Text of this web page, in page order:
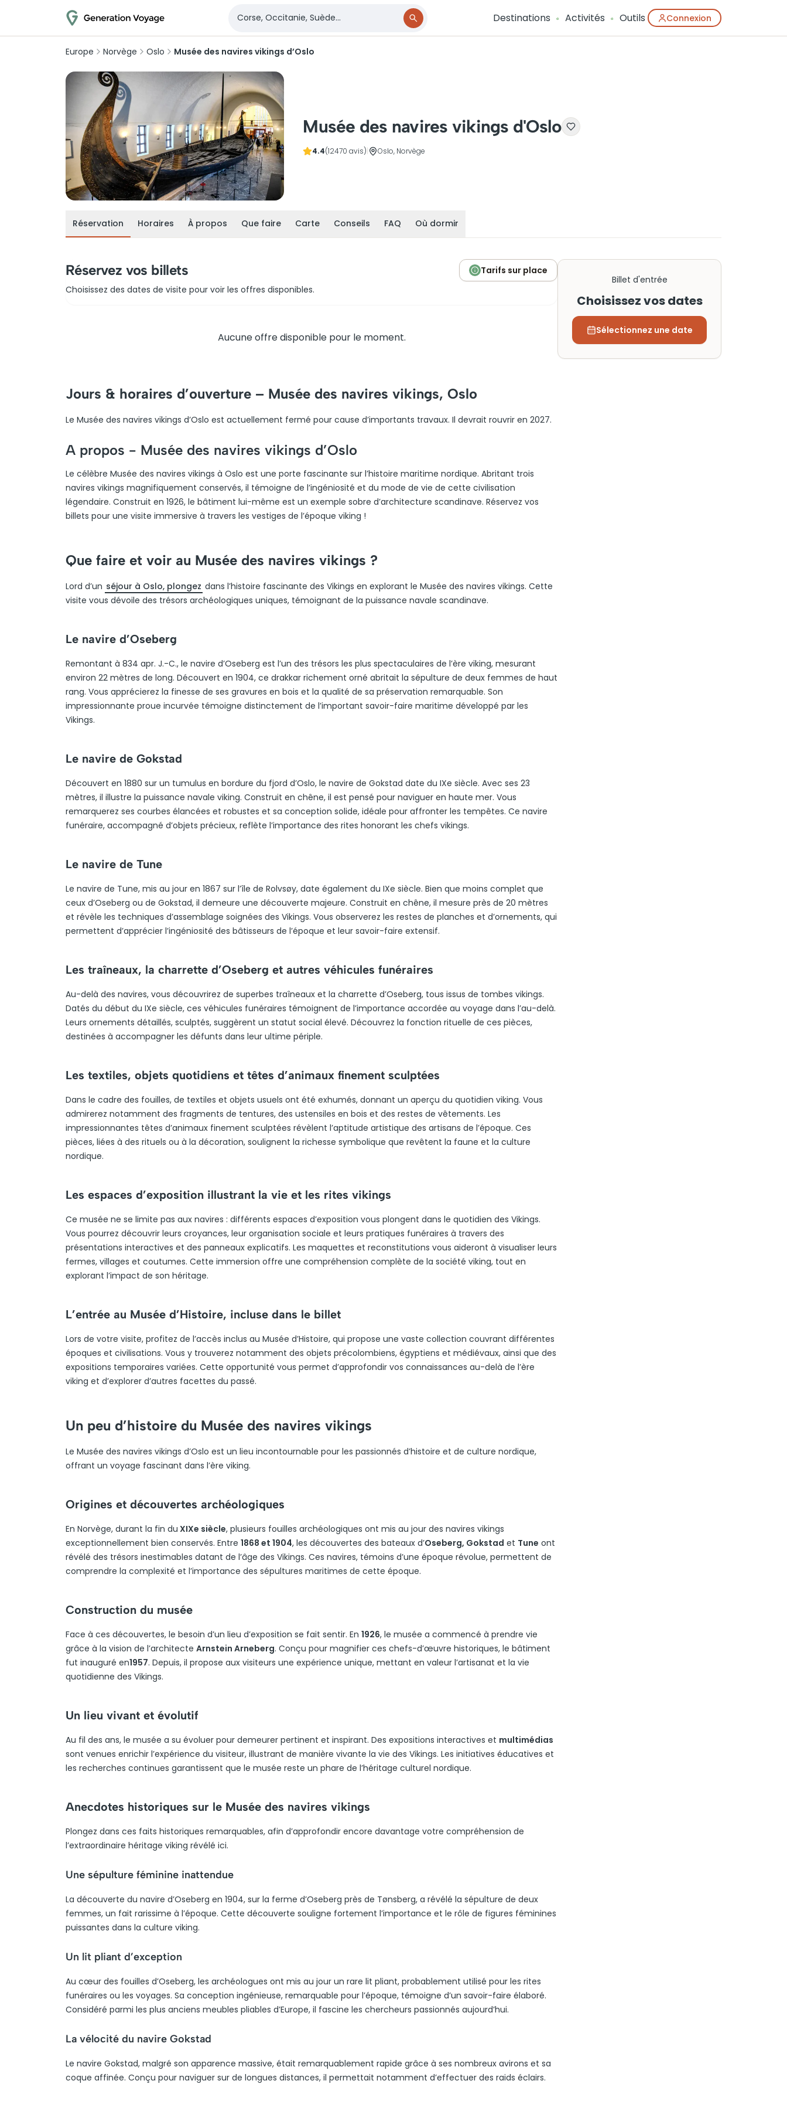
Destinations Activités Outils Connexion
Europe Norvège Oslo Musée des navires vikings d’Oslo
Musée des navires vikings d'Oslo
4.4(12470 avis) Oslo, Norvège
Réservation Horaires À propos Que faire Carte Conseils FAQ Où dormir
Réservez vos billets
Choisissez des dates de visite pour voir les offres disponibles.
Tarifs sur place
Aucune offre disponible pour le moment.
Jours & horaires d’ouverture – Musée des navires vikings, Oslo
Le Musée des navires vikings d’Oslo est actuellement fermé pour cause d’importants travaux. Il devrait rouvrir en 2027.
A propos - Musée des navires vikings d’Oslo
Le célèbre Musée des navires vikings à Oslo est une porte fascinante sur l’histoire maritime nordique. Abritant trois
navires vikings magnifiquement conservés, il témoigne de l’ingéniosité et du mode de vie de cette civilisation
légendaire. Construit en 1926, le bâtiment lui-même est un exemple sobre d’architecture scandinave. Réservez vos
billets pour une visite immersive à travers les vestiges de l’époque viking !
Que faire et voir au Musée des navires vikings ?
Lord d’un séjour à Oslo, plongez dans l’histoire fascinante des Vikings en explorant le Musée des navires vikings. Cette
visite vous dévoile des trésors archéologiques uniques, témoignant de la puissance navale scandinave.
Le navire d’Oseberg
Remontant à 834 apr. J.-C., le navire d’Oseberg est l’un des trésors les plus spectaculaires de l’ère viking, mesurant
environ 22 mètres de long. Découvert en 1904, ce drakkar richement orné abritait la sépulture de deux femmes de haut
rang. Vous apprécierez la finesse de ses gravures en bois et la qualité de sa préservation remarquable. Son
impressionnante proue incurvée témoigne distinctement de l’important savoir-faire maritime développé par les
Vikings.
Le navire de Gokstad
Découvert en 1880 sur un tumulus en bordure du fjord d’Oslo, le navire de Gokstad date du IXe siècle. Avec ses 23
mètres, il illustre la puissance navale viking. Construit en chêne, il est pensé pour naviguer en haute mer. Vous
remarquerez ses courbes élancées et robustes et sa conception solide, idéale pour affronter les tempêtes. Ce navire
funéraire, accompagné d’objets précieux, reflète l’importance des rites honorant les chefs vikings.
Le navire de Tune
Le navire de Tune, mis au jour en 1867 sur l’île de Rolvsøy, date également du IXe siècle. Bien que moins complet que
ceux d’Oseberg ou de Gokstad, il demeure une découverte majeure. Construit en chêne, il mesure près de 20 mètres
et révèle les techniques d’assemblage soignées des Vikings. Vous observerez les restes de planches et d’ornements, qui
permettent d’apprécier l’ingéniosité des bâtisseurs de l’époque et leur savoir-faire extensif.
Les traîneaux, la charrette d’Oseberg et autres véhicules funéraires
Au-delà des navires, vous découvrirez de superbes traîneaux et la charrette d’Oseberg, tous issus de tombes vikings.
Datés du début du IXe siècle, ces véhicules funéraires témoignent de l’importance accordée au voyage dans l’au-delà.
Leurs ornements détaillés, sculptés, suggèrent un statut social élevé. Découvrez la fonction rituelle de ces pièces,
destinées à accompagner les défunts dans leur ultime périple.
Les textiles, objets quotidiens et têtes d’animaux finement sculptées
Dans le cadre des fouilles, de textiles et objets usuels ont été exhumés, donnant un aperçu du quotidien viking. Vous
admirerez notamment des fragments de tentures, des ustensiles en bois et des restes de vêtements. Les
impressionnantes têtes d’animaux finement sculptées révèlent l’aptitude artistique des artisans de l’époque. Ces
pièces, liées à des rituels ou à la décoration, soulignent la richesse symbolique que revêtent la faune et la culture
nordique.
Les espaces d’exposition illustrant la vie et les rites vikings
Ce musée ne se limite pas aux navires : différents espaces d’exposition vous plongent dans le quotidien des Vikings.
Vous pourrez découvrir leurs croyances, leur organisation sociale et leurs pratiques funéraires à travers des
présentations interactives et des panneaux explicatifs. Les maquettes et reconstitutions vous aideront à visualiser leurs
fermes, villages et coutumes. Cette immersion offre une compréhension complète de la société viking, tout en
explorant l’impact de son héritage.
L’entrée au Musée d’Histoire, incluse dans le billet
Lors de votre visite, profitez de l’accès inclus au Musée d’Histoire, qui propose une vaste collection couvrant différentes
époques et civilisations. Vous y trouverez notamment des objets précolombiens, égyptiens et médiévaux, ainsi que des
expositions temporaires variées. Cette opportunité vous permet d’approfondir vos connaissances au-delà de l’ère
viking et d’explorer d’autres facettes du passé.
Un peu d’histoire du Musée des navires vikings
Le Musée des navires vikings d’Oslo est un lieu incontournable pour les passionnés d’histoire et de culture nordique,
offrant un voyage fascinant dans l’ère viking.
Origines et découvertes archéologiques
En Norvège, durant la fin du XIXe siècle, plusieurs fouilles archéologiques ont mis au jour des navires vikings
exceptionnellement bien conservés. Entre 1868 et 1904, les découvertes des bateaux d’Oseberg, Gokstad et Tune ont
révélé des trésors inestimables datant de l’âge des Vikings. Ces navires, témoins d’une époque révolue, permettent de
comprendre la complexité et l’importance des sépultures maritimes de cette époque.
Construction du musée
Face à ces découvertes, le besoin d’un lieu d’exposition se fait sentir. En 1926, le musée a commencé à prendre vie
grâce à la vision de l’architecte Arnstein Arneberg. Conçu pour magnifier ces chefs-d’œuvre historiques, le bâtiment
fut inauguré en1957. Depuis, il propose aux visiteurs une expérience unique, mettant en valeur l’artisanat et la vie
quotidienne des Vikings.
Un lieu vivant et évolutif
Au fil des ans, le musée a su évoluer pour demeurer pertinent et inspirant. Des expositions interactives et multimédias
sont venues enrichir l’expérience du visiteur, illustrant de manière vivante la vie des Vikings. Les initiatives éducatives et
les recherches continues garantissent que le musée reste un phare de l’héritage culturel nordique.
Anecdotes historiques sur le Musée des navires vikings
Plongez dans ces faits historiques remarquables, afin d’approfondir encore davantage votre compréhension de
l’extraordinaire héritage viking révélé ici.
Une sépulture féminine inattendue
La découverte du navire d’Oseberg en 1904, sur la ferme d’Oseberg près de Tønsberg, a révélé la sépulture de deux
femmes, un fait rarissime à l’époque. Cette découverte souligne fortement l’importance et le rôle de figures féminines
puissantes dans la culture viking.
Un lit pliant d’exception
Au cœur des fouilles d’Oseberg, les archéologues ont mis au jour un rare lit pliant, probablement utilisé pour les rites
funéraires ou les voyages. Sa conception ingénieuse, remarquable pour l’époque, témoigne d’un savoir-faire élaboré.
Considéré parmi les plus anciens meubles pliables d’Europe, il fascine les chercheurs passionnés aujourd’hui.
La vélocité du navire Gokstad
Le navire Gokstad, malgré son apparence massive, était remarquablement rapide grâce à ses nombreux avirons et sa
coque affinée. Conçu pour naviguer sur de longues distances, il permettait notamment d’effectuer des raids éclairs.
Billet d'entrée
Choisissez vos dates
Sélectionnez une date